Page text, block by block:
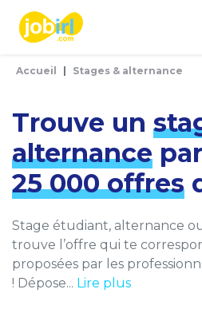
Accueil Stages & alternance
Trouve un
alternance
25 000 offres
Stage étudiant, alternance
trouve l’offre qui te
proposées par les
! Dépose... Lire plus
Panneau de gestion des cookies